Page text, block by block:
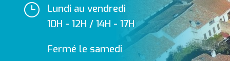
}
Lundi au vendredi
10H - 12H / 14H - 17H
Fermé le samedi